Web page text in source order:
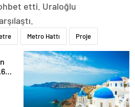
etti. Uraloğlu
Metro Hattı Proje